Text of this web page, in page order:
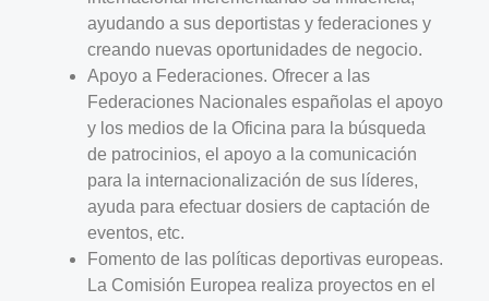
ayudando a sus deportistas y federaciones y
creando nuevas oportunidades de negocio.
Apoyo a Federaciones. Ofrecer a las
Federaciones Nacionales españolas el apoyo
y los medios de la Oficina para la búsqueda
de patrocinios, el apoyo a la comunicación
para la internacionalización de sus líderes,
ayuda para efectuar dosiers de captación de
eventos, etc.
Fomento de las políticas deportivas europeas.
La Comisión Europea realiza proyectos en el